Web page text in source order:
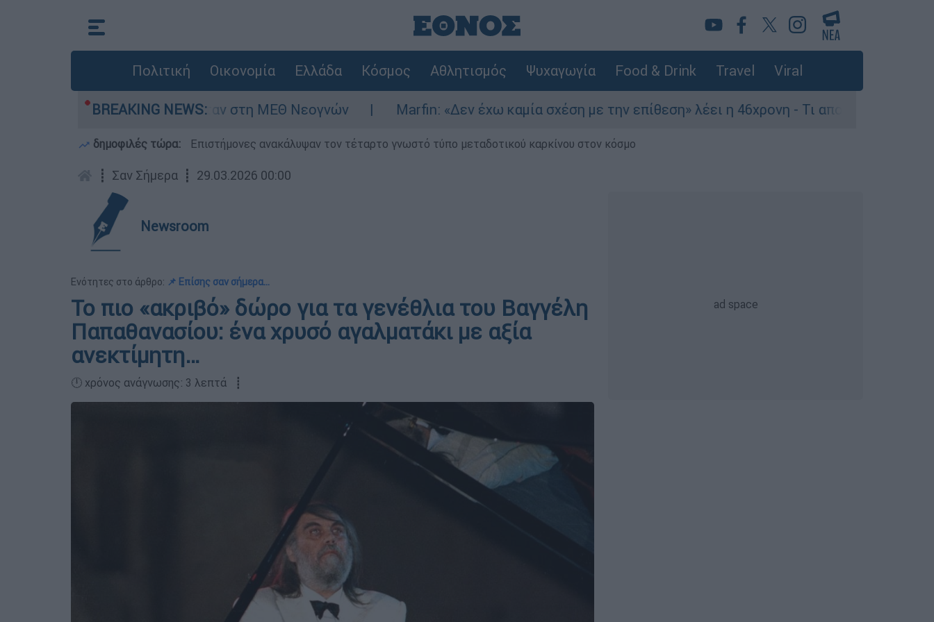
Πολιτική Οικονομία Ελλάδα Κόσμος Αθλητισμός Ψυχαγωγία Food & Drink Travel Viral
BREAKING NEWS:
ημερών - Νοσηλευόταν στη ΜΕΘ Νεογνών Marfin: «Δεν έχω καμία σχέση με την επίθεση» λέει η 46χρονη - Τι αποκάλυψε στους
δημοφιλές τώρα: Επιστήμονες ανακάλυψαν τον τέταρτο γνωστό τύπο μεταδοτικού καρκίνου στον κόσμο
┋ Σαν Σήμερα ┋ 29.03.2026 00:00
Newsroom
Ενότητες στο άρθρο: 📌 Επίσης σαν σήμερα…
Το πιο «ακριβό» δώρο για τα γενέθλια του Βαγγέλη
Παπαθανασίου: ένα χρυσό αγαλματάκι με αξία
ανεκτίμητη…
🕛 χρόνος ανάγνωσης: 3 λεπτά ┋